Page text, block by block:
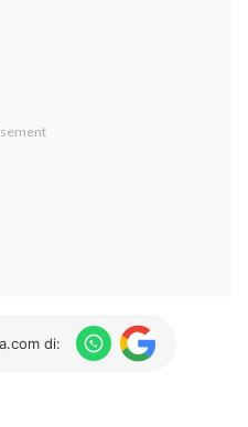
di: